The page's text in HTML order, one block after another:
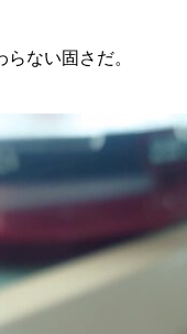
ない固さだ。